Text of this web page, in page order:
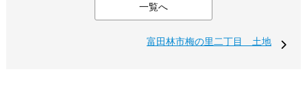
一覧へ
富田林市梅の里二丁目 土地